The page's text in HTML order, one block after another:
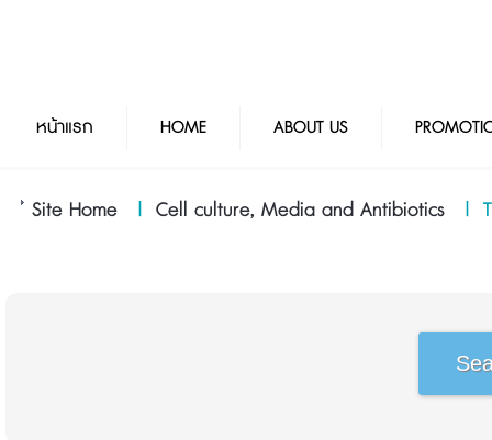
หน้าแรก HOME ABOUT US
Site Home | Cell culture, Media and Antibiotics |